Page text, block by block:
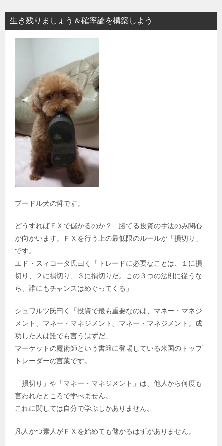
生き残りましょう＆確率論を構築しよう
プードル犬の哲です。
どうすればＦＸで儲かるのか？ 勝てる投資の手法のみ関心
が向かいます。ＦＸを行う上の最低限のルールが「損切り」
です。
エド・スィコータ氏曰く「トレードに必要なことは、１に損
切り、２に損切り、３に損切りだ。この３つの法則に従うな
ら、誰にもチャンスはめぐってくる」
シュワルツ氏曰く「投資で最も重要なのは、マネー・マネジ
メント、マネー・マネジメント、マネー・マネジメント。成
功した人は誰でも言うはずだ」
マーケットの魔術師という書籍に登場している米国のトップ
トレーダーの言葉です。
「損切り」や「マネー・マネジメント」は、他人から何度も
言われたところで学べません。
これに関しては自分で学ぶしかありません。
凡人かつ素人がＦＸを始めても儲かるはずがありません。